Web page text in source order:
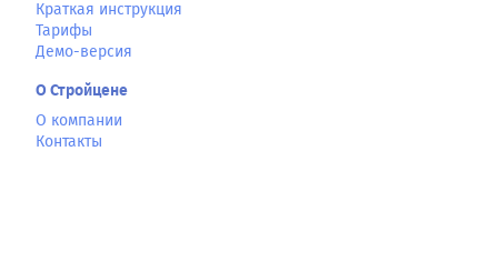
Краткая инструкция
Тарифы
Демо-версия
О Стройцене
О компании
Контакты